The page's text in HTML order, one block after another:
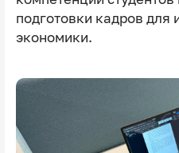
подготовки кадров для
экономики.